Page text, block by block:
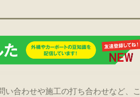
合わせや施工の打ち合わせなど、こ